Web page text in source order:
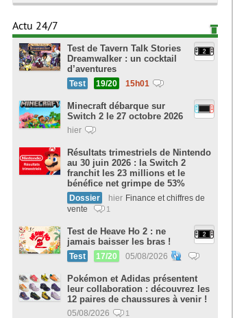
Actu 24/7
Test de Tavern Talk Stories
Dreamwalker : un cocktail
d’aventures
Test 19/20 15h01
Minecraft débarque sur
Switch 2 le 27 octobre 2026
hier
Résultats trimestriels de Nintendo
au 30 juin 2026 : la Switch 2
franchit les 23 millions et le
bénéfice net grimpe de 53%
Dossier hier Finance et chiffres de
vente
1
Test de Heave Ho 2 : ne
jamais baisser les bras !
Test 17/20 05/08/2026
Pokémon et Adidas présentent
leur collaboration : découvrez les
12 paires de chaussures à venir !
05/08/2026 1